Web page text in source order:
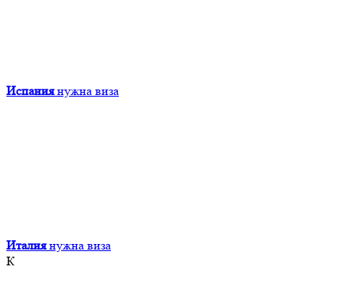
Испания нужна виза
Италия нужна виза
К